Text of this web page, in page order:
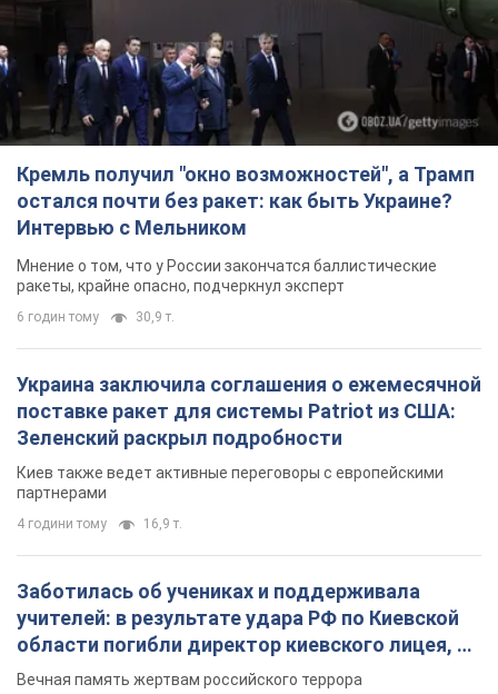
Кремль получил "окно возможностей", а Трамп
остался почти без ракет: как быть Украине?
Интервью с Мельником
Мнение о том, что у России закончатся баллистические
ракеты, крайне опасно, подчеркнул эксперт
6 годин тому 30,9 т.
Украина заключила соглашения о ежемесячной
поставке ракет для системы Patriot из США:
Зеленский раскрыл подробности
Киев также ведет активные переговоры с европейскими
партнерами
4 години тому 16,9 т.
Заботилась об учениках и поддерживала
учителей: в результате удара РФ по Киевской
области погибли директор киевского лицея, её
муж и внук
Вечная память жертвам российского террора